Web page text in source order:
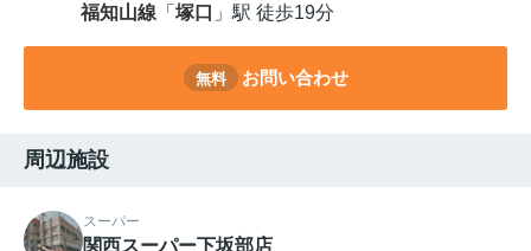
福知山線 「 塚口 」駅 徒歩19分
無料 お問い合わせ
周辺施設
スーパー
関西スーパー下坂部店